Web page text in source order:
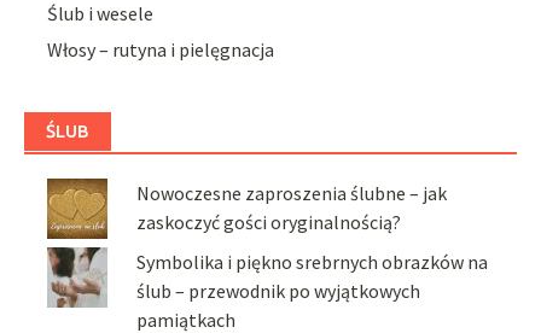
Ślub i wesele
Włosy – rutyna i pielęgnacja
ŚLUB
Nowoczesne zaproszenia ślubne – jak
zaskoczyć gości oryginalnością?
Symbolika i piękno srebrnych obrazków na
ślub – przewodnik po wyjątkowych
pamiątkach